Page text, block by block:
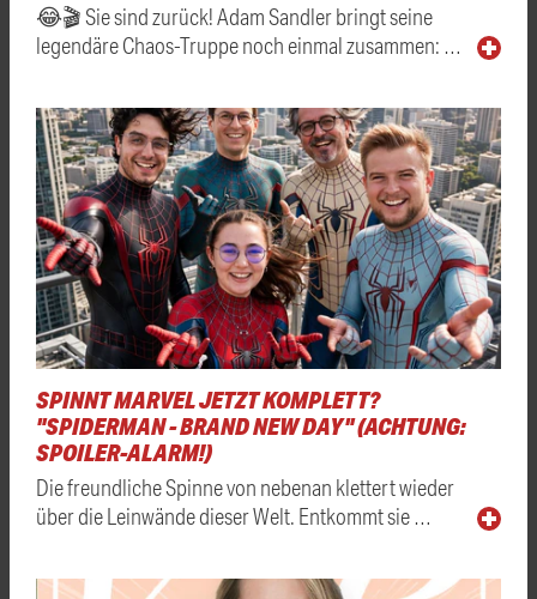
😂🎬 Sie sind zurück! Adam Sandler bringt seine
legendäre Chaos-Truppe noch einmal zusammen: …
SPINNT MARVEL JETZT KOMPLETT?
"SPIDERMAN - BRAND NEW DAY" (ACHTUNG:
SPOILER-ALARM!)
Die freundliche Spinne von nebenan klettert wieder
über die Leinwände dieser Welt. Entkommt sie …